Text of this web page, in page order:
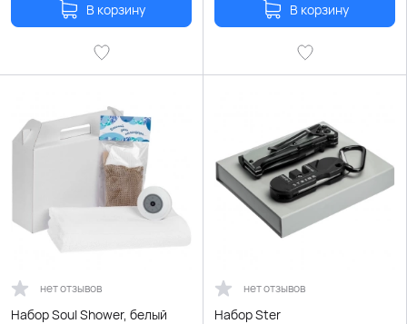
В корзину В корзину
нет отзывов
Набор Soul Shower, белый
нет отзывов
Набор Ster